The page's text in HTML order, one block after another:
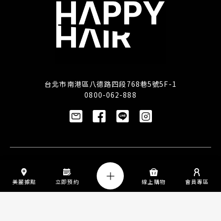
台北市南港區八德路四段768巷5號5F-1
0800-062-888
訂閱/取消電子報
美麗據點 立即預約 線上購物 會員專區